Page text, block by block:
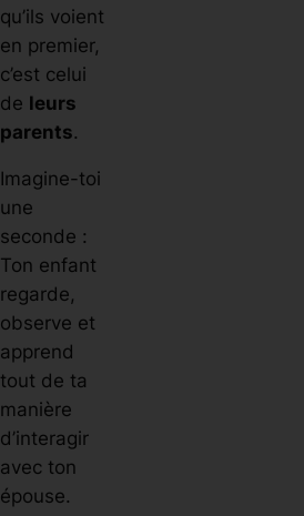
qu’ils voient
en premier,
c’est celui
de leurs
parents.
Imagine-toi
une
seconde :
Ton enfant
regarde,
observe et
apprend
tout de ta
manière
d’interagir
avec ton
épouse.